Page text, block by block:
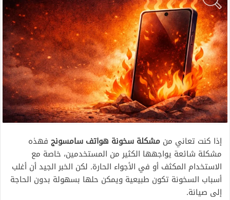
إذا كنت تعاني من مشكلة سخونة هواتف سامسونج فهذه
مشكلة شائعة يواجهها الكثير من المستخدمين، خاصة مع
الاستخدام المكثف أو في الأجواء الحارة. لكن الخبر الجيد أن أغلب
أسباب السخونة تكون طبيعية ويمكن حلها بسهولة بدون الحاجة
إلى صيانة.